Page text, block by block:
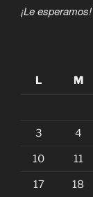
¡Le esperamos!
L
M
3 4
10 11
17 18